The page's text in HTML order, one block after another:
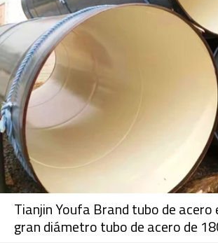
Tianjin Youfa Brand tubo de acero
gran diámetro tubo de acero de